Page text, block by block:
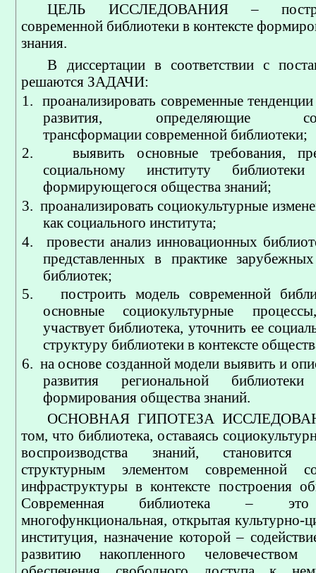
ЦЕЛЬ ИССЛЕДОВАНИЯ –
современной библиотеки в контексте
знания.
В диссертации в соответствии с
решаются ЗАДАЧИ:
1.
проанализировать современные
развития, определяющие
трансформации современной библиотеки;
2.
выявить основные требования,
социальному институту
формирующегося общества знаний;
3. проанализировать социокультурные
как социального института;
4.
провести анализ инновационных
представленных в практике
библиотек;
5.
построить модель современной
основные социокультурные
участвует библиотека, уточнить ее
структуру библиотеки в контексте
6. на основе созданной модели выявить и
развития региональной
формирования общества знаний.
ОСНОВНАЯ ГИПОТЕЗА
том, что библиотека, оставаясь
воспроизводства знаний, становится
структурным элементом современной
инфраструктуры в контексте построения
Современная библиотека – это
многофункциональная, открытая культурно-
институция, назначение которой –
развитию накопленного